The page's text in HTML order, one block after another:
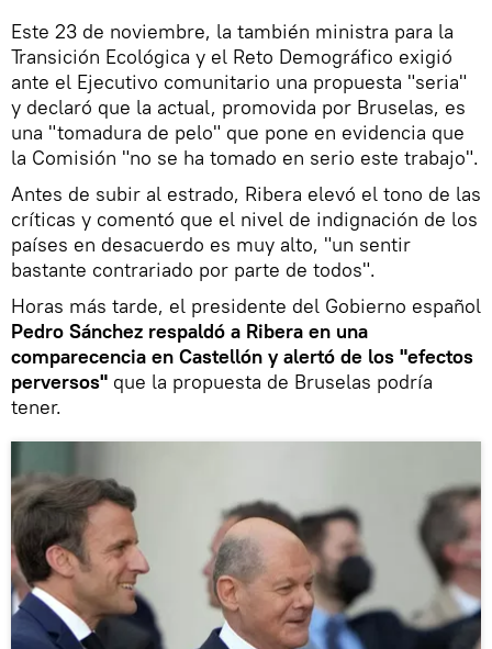
Este 23 de noviembre, la también ministra para la
Transición Ecológica y el Reto Demográfico exigió
ante el Ejecutivo comunitario una propuesta "seria"
y declaró que la actual, promovida por Bruselas, es
una "tomadura de pelo" que pone en evidencia que
la Comisión "no se ha tomado en serio este trabajo".
Antes de subir al estrado, Ribera elevó el tono de las
críticas y comentó que el nivel de indignación de los
países en desacuerdo es muy alto, "un sentir
bastante contrariado por parte de todos".
Horas más tarde, el presidente del Gobierno español
Pedro Sánchez respaldó a Ribera en una
comparecencia en Castellón y alertó de los "efectos
perversos" que la propuesta de Bruselas podría
tener.